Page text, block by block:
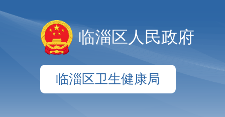
临淄区人民政府
临淄区卫生健康局